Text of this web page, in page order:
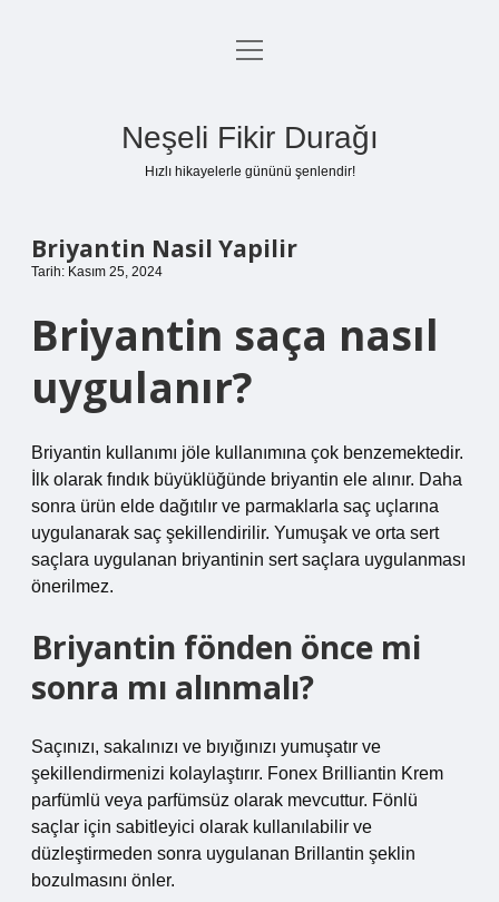
Anasayfa
menüyü
Neşeli Fikir Durağı
Hızlı hikayelerle gününü şenlendir!
Briyantin Nasil Yapilir
Tarih: Kasım 25, 2024
Briyantin saça nasıl
uygulanır?
Briyantin kullanımı jöle kullanımına çok benzemektedir.
İlk olarak fındık büyüklüğünde briyantin ele alınır. Daha
sonra ürün elde dağıtılır ve parmaklarla saç uçlarına
uygulanarak saç şekillendirilir. Yumuşak ve orta sert
saçlara uygulanan briyantinin sert saçlara uygulanması
önerilmez.
Briyantin fönden önce mi
sonra mı alınmalı?
Saçınızı, sakalınızı ve bıyığınızı yumuşatır ve
şekillendirmenizi kolaylaştırır. Fonex Brilliantin Krem
parfümlü veya parfümsüz olarak mevcuttur. Fönlü
saçlar için sabitleyici olarak kullanılabilir ve
düzleştirmeden sonra uygulanan Brillantin şeklin
bozulmasını önler.